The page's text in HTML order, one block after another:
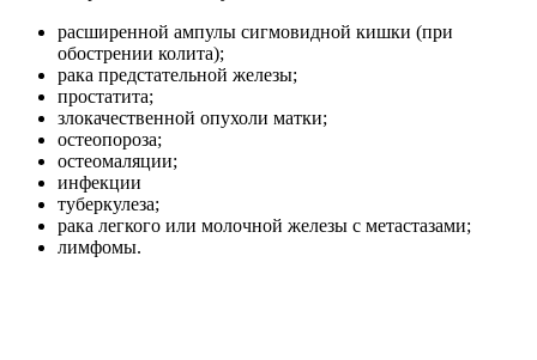
расширенной ампулы сигмовидной кишки (при
обострении колита);
рака предстательной железы;
простатита;
злокачественной опухоли матки;
остеопороза;
остеомаляции;
инфекции
туберкулеза;
рака легкого или молочной железы с метастазами;
лимфомы.